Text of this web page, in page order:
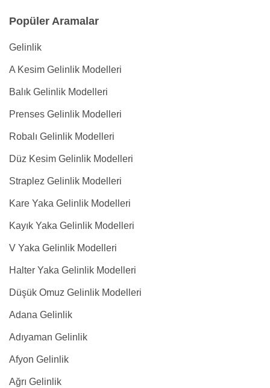
Popüler Aramalar
Gelinlik
A Kesim Gelinlik Modelleri
Balık Gelinlik Modelleri
Prenses Gelinlik Modelleri
Robalı Gelinlik Modelleri
Düz Kesim Gelinlik Modelleri
Straplez Gelinlik Modelleri
Kare Yaka Gelinlik Modelleri
Kayık Yaka Gelinlik Modelleri
V Yaka Gelinlik Modelleri
Halter Yaka Gelinlik Modelleri
Düşük Omuz Gelinlik Modelleri
Adana Gelinlik
Adıyaman Gelinlik
Afyon Gelinlik
Ağrı Gelinlik